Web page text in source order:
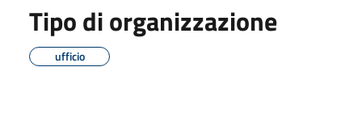
Tipo di organizzazione
ufficio